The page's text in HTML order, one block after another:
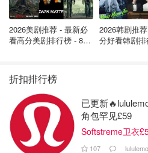
出人意料的是，其实Sun Choe
业相关的工作，她毕业于马里
学位。直到大学毕业后，她才
她的第一份工作是在Gap 担任商
Levi’s，在那里她真正爱上了产
品牌背后都有着丰富的故事”。
在此之后，她又在West Elm、
等品牌从事多渠道营销工作，
2026美剧推荐 - 最新必
看高分美剧排行榜 - 8月
2026韩剧推
分好看韩剧
折扣排行榜
已更新
角包罕见£59
Softstreme卫衣
107